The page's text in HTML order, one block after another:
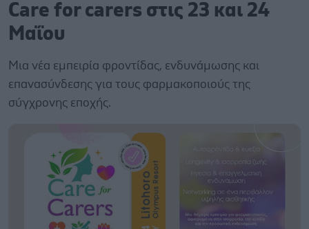
Care for carers στις 23 και 24
Μαΐου
Μια νέα εμπειρία φροντίδας, ενδυνάμωσης και
επανασύνδεσης για τους φαρμακοποιούς της
σύγχρονης εποχής.